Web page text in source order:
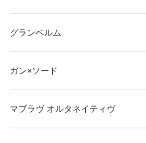
グランベルム
ガン×ソード
マブラヴ オルタネイティヴ